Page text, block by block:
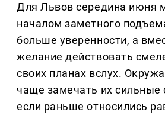
Для Львов середина июня
началом заметного
больше уверенности, а
желание действовать
своих планах вслух.
чаще замечать их сильные
если раньше относились